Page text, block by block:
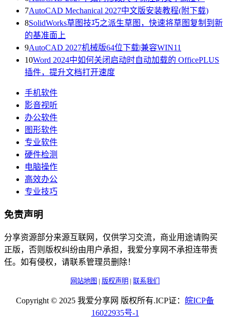
7AutoCAD Mechanical 2027中文版安装教程(附下载)
8SolidWorks草图技巧之派生草图，快速将草图复制到新
的基准面上
9AutoCAD 2027机械版64位下载|兼容WIN11
10Word 2024中如何关闭启动时自动加载的 OfficePLUS
插件，提升文档打开速度
手机软件
影音视听
办公软件
图形软件
专业软件
硬件检测
电脑操作
高效办公
专业技巧
免责声明
分享资源部分来源互联网，仅供学习交流，商业用途请购买
正版，否则版权纠纷由用户承担，我爱分享网不承担连带责
任。如有侵权，请联系管理员删除！
网站地图 | 版权声明 | 联系我们
Copyright © 2025 我爱分享网 版权所有.ICP证： 皖ICP备
16022935号-1